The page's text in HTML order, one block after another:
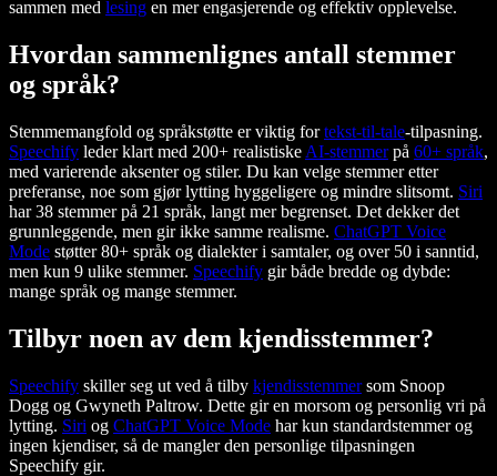
sammen med lesing en mer engasjerende og effektiv opplevelse.
Hvordan sammenlignes antall stemmer
og språk?
Stemmemangfold og språkstøtte er viktig fortekst-til-tale-tilpasning.
Speechify leder klart med 200+ realistiske AI-stemmerpå 60+ språk,
med varierende aksenter og stiler. Du kan velge stemmer etter
preferanse, noe som gjør lytting hyggeligere og mindre slitsomt. Siri
har 38 stemmer på 21 språk, langt mer begrenset. Det dekker det
grunnleggende, men gir ikke samme realisme. ChatGPT Voice
Mode støtter 80+ språk og dialekter i samtaler, og over 50 i sanntid,
men kun 9 ulike stemmer. Speechify gir både bredde og dybde:
mange språk og mange stemmer.
Tilbyr noen av dem kjendisstemmer?
Speechify skiller seg ut ved å tilby kjendisstemmersom Snoop
Dogg og Gwyneth Paltrow. Dette gir en morsom og personlig vri på
lytting. Siri og ChatGPT Voice Mode har kun standardstemmer og
ingen kjendiser, så de mangler den personlige tilpasningen
Speechify gir.